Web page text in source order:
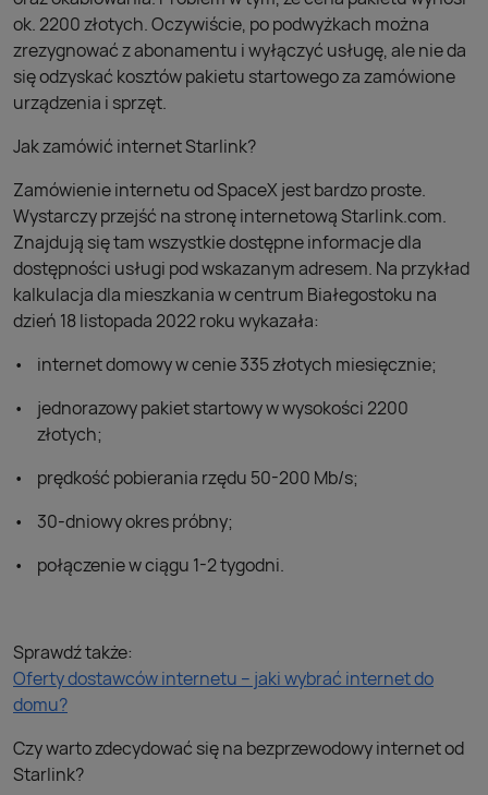
ok. 2200 złotych. Oczywiście, po podwyżkach można
zrezygnować z abonamentu i wyłączyć usługę, ale nie da
się odzyskać kosztów pakietu startowego za zamówione
urządzenia i sprzęt.
Jak zamówić internet Starlink?
Zamówienie internetu od SpaceX jest bardzo proste.
Wystarczy przejść na stronę internetową Starlink.com.
Znajdują się tam wszystkie dostępne informacje dla
dostępności usługi pod wskazanym adresem. Na przykład
kalkulacja dla mieszkania w centrum Białegostoku na
dzień 18 listopada 2022 roku wykazała:
internet domowy w cenie 335 złotych miesięcznie;
jednorazowy pakiet startowy w wysokości 2200
złotych;
prędkość pobierania rzędu 50-200 Mb/s;
30-dniowy okres próbny;
połączenie w ciągu 1-2 tygodni.
Sprawdź także:
Oferty dostawców internetu – jaki wybrać internet do
domu?
Czy warto zdecydować się na bezprzewodowy internet od
Starlink?